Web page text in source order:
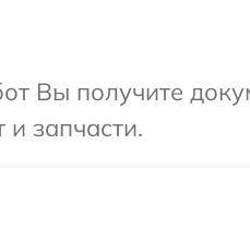
Вы получите
запчасти.